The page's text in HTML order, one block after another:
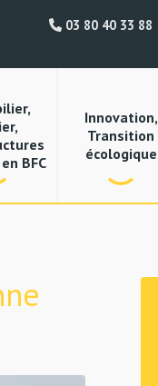
03 80 40 33 88
BFC
Innovation,
Transition
écologique